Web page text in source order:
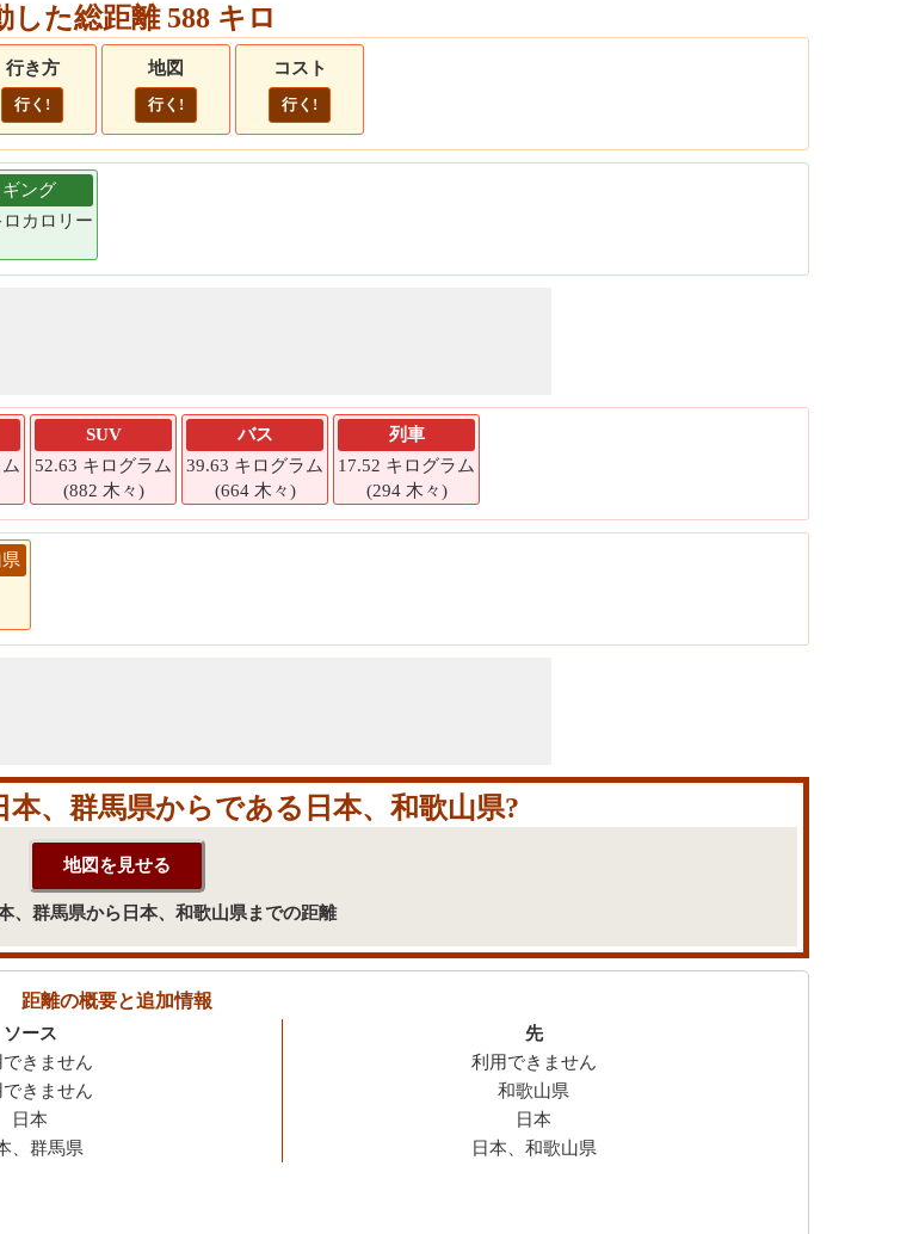
した総距離 588 キロ
行き方
行く!
地図
行く!
コスト
行く!
ング
カロリー
SUV
52.63 キログラム
(882 木々)
バス
39.63 キログラム
(664 木々)
列車
17.52 キログラム
(294 木々)
、群馬県からである日本、和歌山県?
、群馬県から日本、和歌山県までの距離
距離の概要と追加情報
ソース
きません
きません
日本
、群馬県
先
利用できません
和歌山県
日本
日本、和歌山県